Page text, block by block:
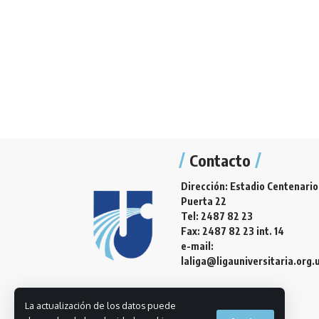
La actualización de los datos puede
Contacto
Dirección: Estadio Centenario
Puerta 22
Tel: 2487 82 23
Fax: 2487 82 23 int. 14
e-mail: